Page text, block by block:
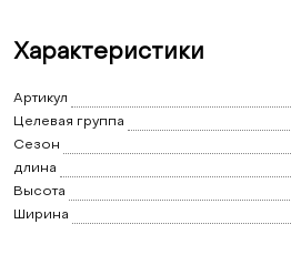
Характеристики
Артикул
Целевая группа
Сезон
длина
Высота
Ширина